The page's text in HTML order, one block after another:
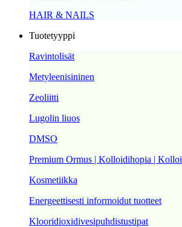
HAIR & NAILS
Tuotetyyppi
Ravintolisät
Metyleenisininen
Zeoliitti
Lugolin liuos
DMSO
Premium Ormus | Kolloidihopia |
Kosmetiikka
Energeettisesti informoidut tuotteet
Klooridioxidivesipuhdistustipat